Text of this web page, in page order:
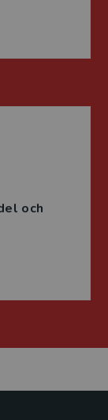
och